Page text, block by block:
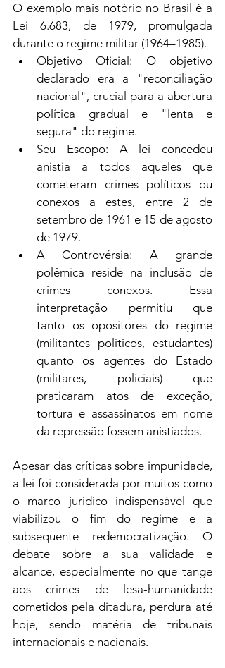
O exemplo mais notório no Brasil é a
Lei 6.683, de 1979, promulgada
durante o regime militar (1964–1985).
Objetivo Oficial: O objetivo
declarado era a "reconciliação
nacional", crucial para a abertura
política gradual e "lenta e
segura" do regime.
Seu Escopo: A lei concedeu
anistia a todos aqueles que
cometeram crimes políticos ou
conexos a estes, entre 2 de
setembro de 1961 e 15 de agosto
de 1979.
A Controvérsia: A grande
polêmica reside na inclusão de
crimes conexos. Essa
interpretação permitiu que
tanto os opositores do regime
(militantes políticos, estudantes)
quanto os agentes do Estado
(militares, policiais) que
praticaram atos de exceção,
tortura e assassinatos em nome
da repressão fossem anistiados.
Apesar das críticas sobre impunidade,
a lei foi considerada por muitos como
o marco jurídico indispensável que
viabilizou o fim do regime e a
subsequente redemocratização. O
debate sobre a sua validade e
alcance, especialmente no que tange
aos crimes de lesa-humanidade
cometidos pela ditadura, perdura até
hoje, sendo matéria de tribunais
internacionais e nacionais.